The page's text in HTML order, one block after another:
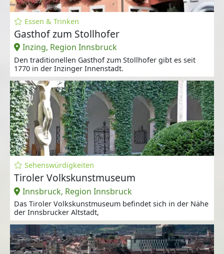
Essen & Trinken
Gasthof zum Stollhofer
Inzing, Region Innsbruck
Den traditionellen Gasthof zum Stollhofer gibt es seit
1770 in der Inzinger Innenstadt.
Sehenswürdigkeiten
Tiroler Volkskunstmuseum
Innsbruck, Region Innsbruck
Das Tiroler Volkskunstmuseum befindet sich in der Nähe
der Innsbrucker Altstadt,